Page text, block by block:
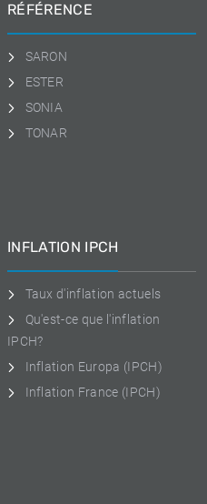
RÉFÉRENCE
SARON
ESTER
SONIA
TONAR
INFLATION IPCH
Taux d'inflation actuels
Qu'est-ce que l'inflation
IPCH?
Inflation Europa (IPCH)
Inflation France (IPCH)